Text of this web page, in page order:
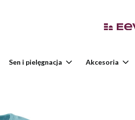
Sen i pielęgnacja Akcesoria